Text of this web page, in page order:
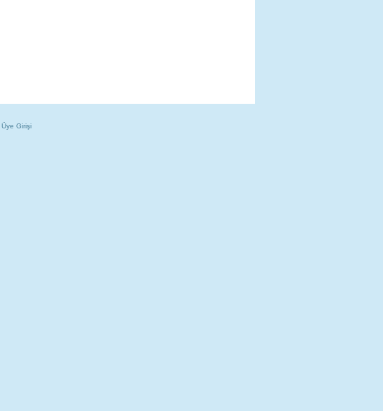
Üye Girişi